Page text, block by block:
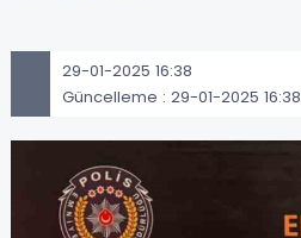
29-01-2025 16:38
Güncelleme : 29-01-2025 16:38